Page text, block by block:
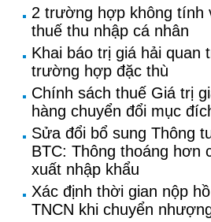
2 trường hợp không tính
thuế thu nhập cá nhân
Khai báo trị giá hải quan
trường hợp đặc thù
Chính sách thuế Giá trị
hàng chuyển đổi mục
Sửa đổi bổ sung Thông
BTC: Thông thoáng hơn
xuất nhập khẩu
Xác định thời gian nộp
TNCN khi chuyển